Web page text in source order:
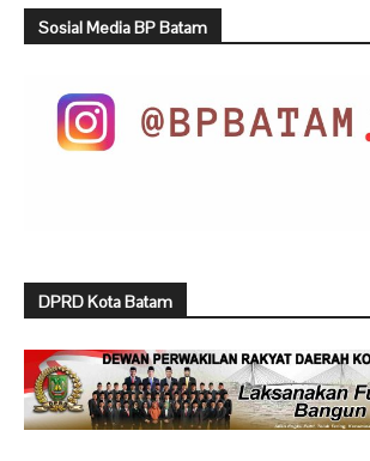
Sosial Media BP Batam
DPRD Kota Batam